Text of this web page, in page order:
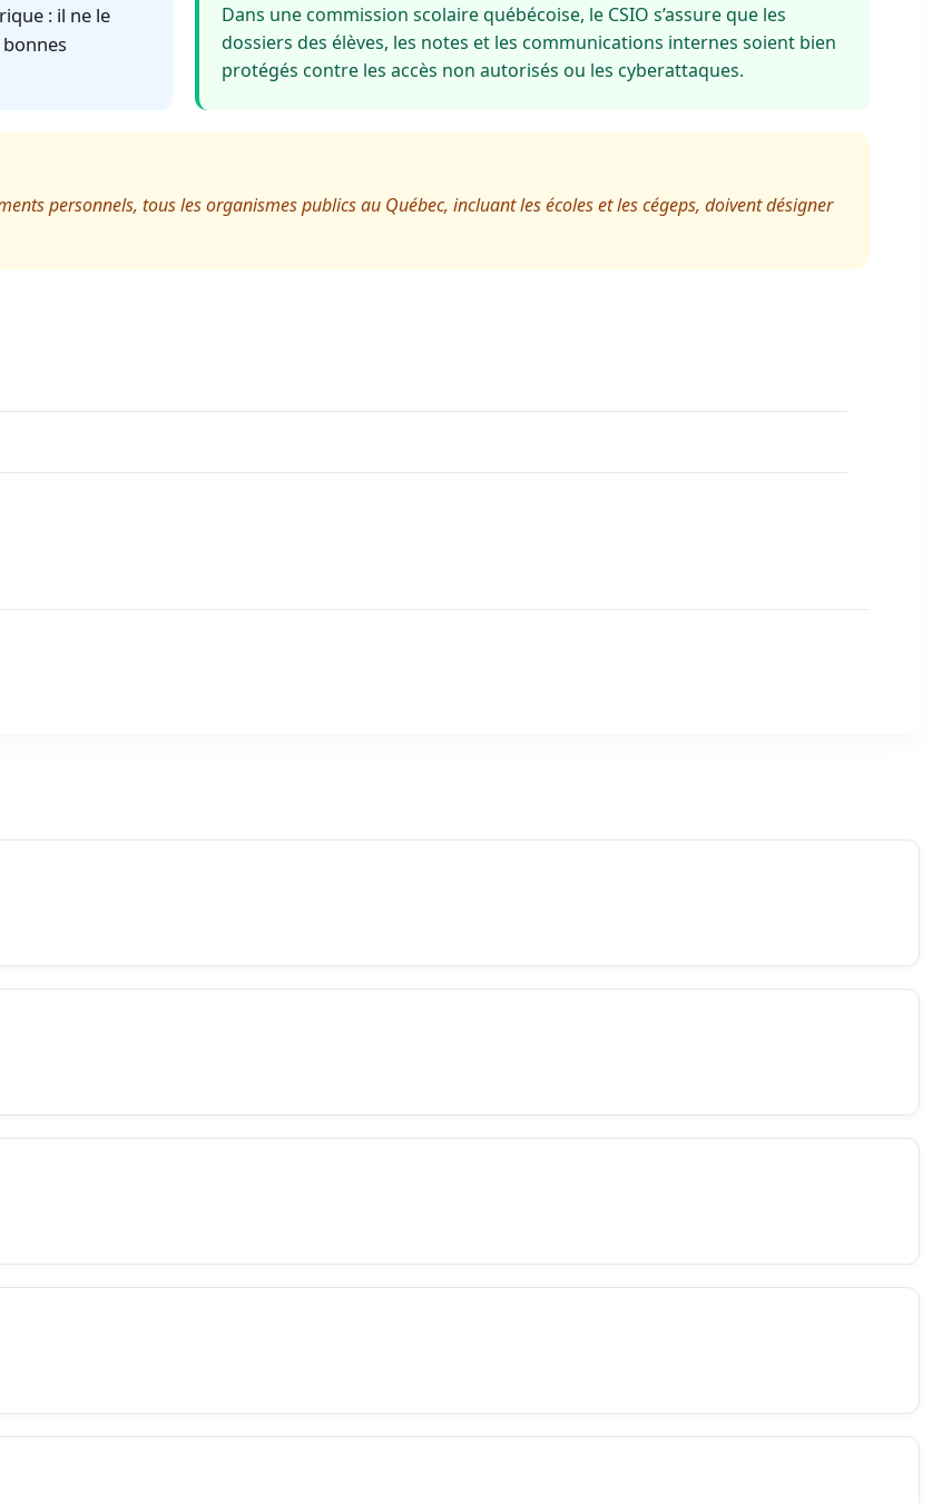
: il ne le
Dans une commission scolaire québécoise, le CSIO s’assure que les
dossiers des élèves, les notes et les communications internes soient bien
protégés contre les accès non autorisés ou les cyberattaques.
personnels, tous les organismes publics au Québec, incluant les écoles et les cégeps, doivent désigner